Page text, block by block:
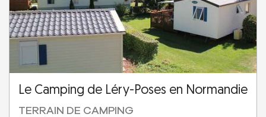
Le Camping de Léry-Poses en Normandie
TERRAIN DE CAMPING